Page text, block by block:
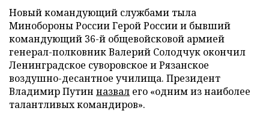
Новый командующий службами тыла
Минобороны России Герой России и бывший
командующий 36-й общевойсковой армией
генерал-полковник Валерий Солодчук окончил
Ленинградское суворовское и Рязанское
воздушно-десантное училища. Президент
Владимир Путин назвал его «одним из наиболее
талантливых командиров».